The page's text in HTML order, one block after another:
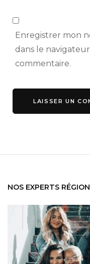
Enregistrer mon
dans le
commentaire.
NOS EXPERTS